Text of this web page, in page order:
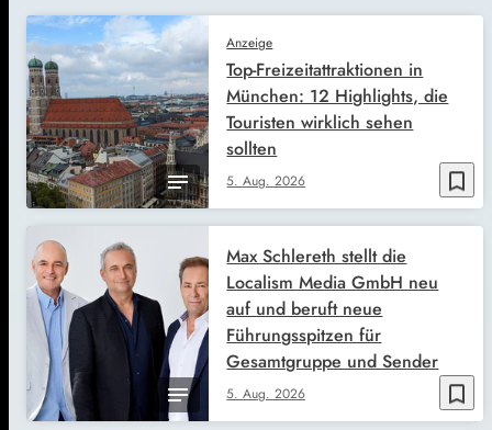
bookmark_border
Anzeige
5. Aug. 2026
Top-Freizeitattraktionen in
München: 12 Highlights, die
Touristen wirklich sehen
sollten
bookmark_border
5. Aug. 2026
Max Schlereth stellt die
Localism Media GmbH neu
auf und beruft neue
Führungsspitzen für
Gesamtgruppe und Sender